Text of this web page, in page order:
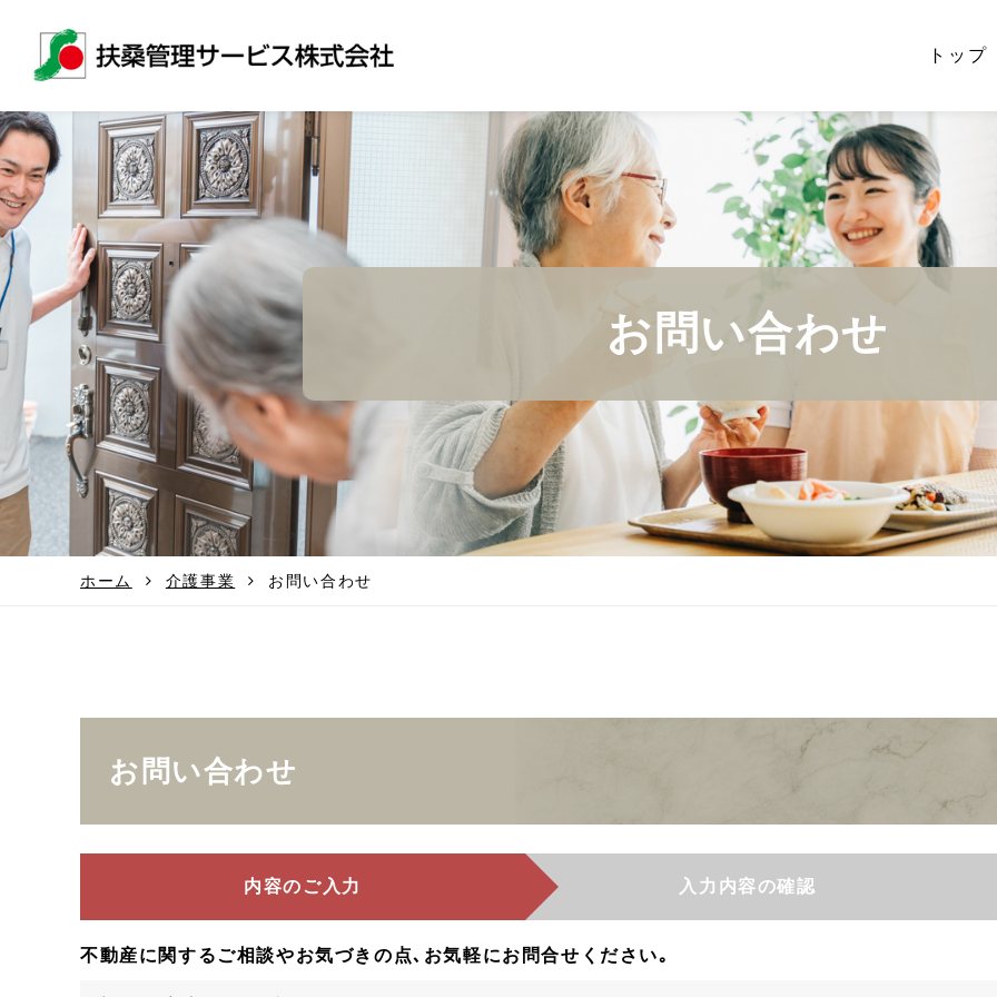
トップ
お問い合わせ
ホーム 介護事業 お問い合わせ
お問い合わせ
内容のご入力 入力内容の確認
不動産に関するご相談やお気づきの点､お気軽にお問合せください｡